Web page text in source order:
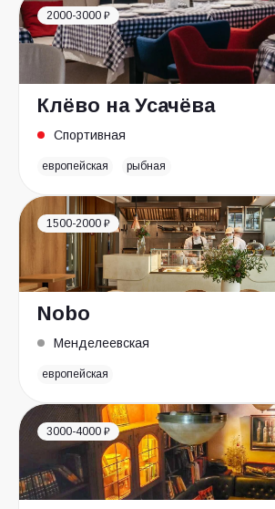
2000-3000 ₽
Клёво на Усачёва
Спортивная
европейская рыбная
1500-2000 ₽
Nobo
Менделеевская
европейская
3000-4000 ₽